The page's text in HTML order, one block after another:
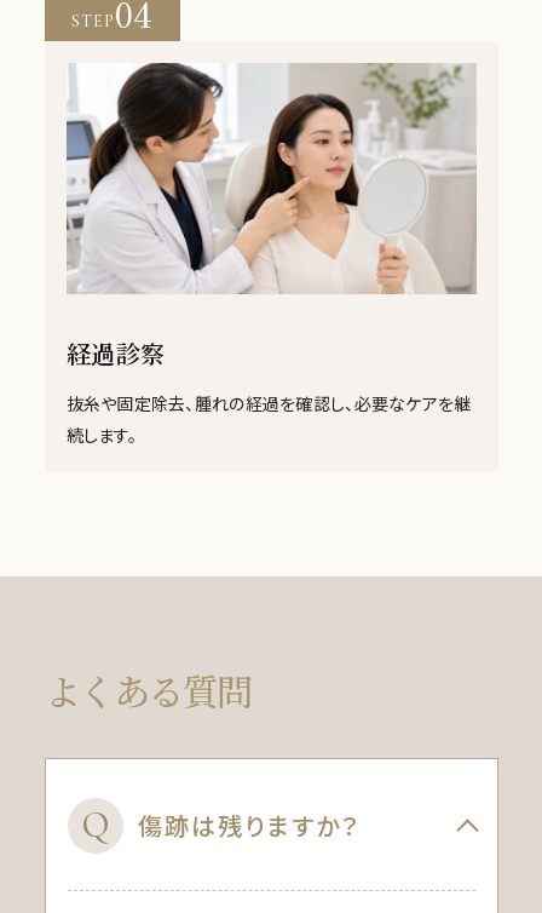
STEP04
経過診察
抜糸や固定除去、腫れの経過を確認し、必要なケアを継
続します。
よくある質問
Q 傷跡は残りますか？